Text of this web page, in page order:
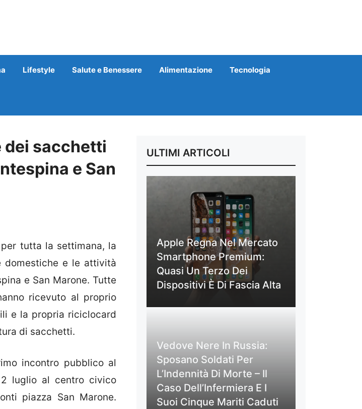
Lifestyle Salute e Benessere Alimentazione Tecnologia
dei sacchetti
e San
per tutta la settimana, la
domestiche e le attività
e San Marone. Tutte
ricevuto al proprio
e la propria riciclocard
di sacchetti.
incontro pubblico al
luglio al centro civico
piazza San Marone.
ULTIMI ARTICOLI
Apple Regna Nel Mercato
Smartphone Premium:
Quasi Un Terzo Dei
Dispositivi È Di Fascia Alta
Vedove Nere In Russia:
Sposano Soldati Per
L’Indennità Di Morte – Il
Caso Dell’Infermiera E I
Suoi Cinque Mariti Caduti